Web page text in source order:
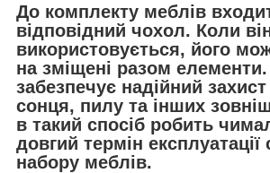
До комплекту меблів
відповідний чохол. Коли
використовується, його
на зміщені разом елементи.
забезпечує надійний захист
сонця, пилу та інших
в такий спосіб робить
довгий термін експлуатації
набору меблів.